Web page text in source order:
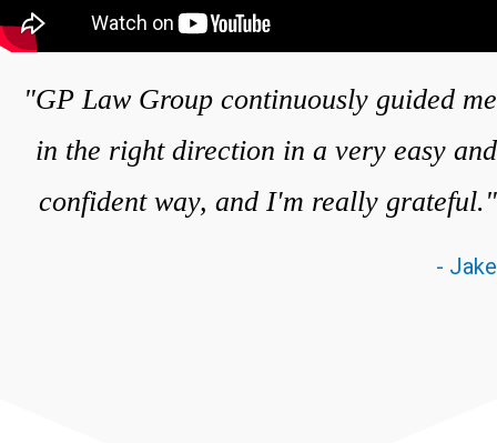
"GP Law Group continuously guided me
in the right direction in a very easy and
confident way, and I'm really grateful."
- Jake